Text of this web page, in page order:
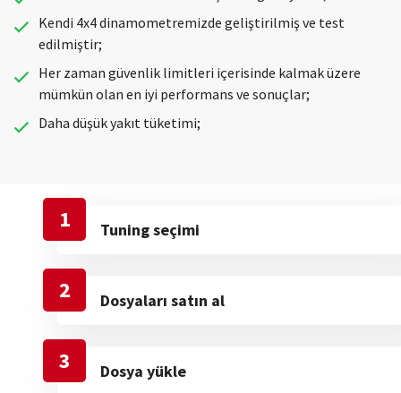
Kendi 4x4 dinamometremizde geliştirilmiş ve test
edilmiştir;
Her zaman güvenlik limitleri içerisinde kalmak üzere
mümkün olan en iyi performans ve sonuçlar;
Daha düşük yakıt tüketimi;
1 Tuning seçimi
2 Dosyaları satın al
3 Dosya yükle